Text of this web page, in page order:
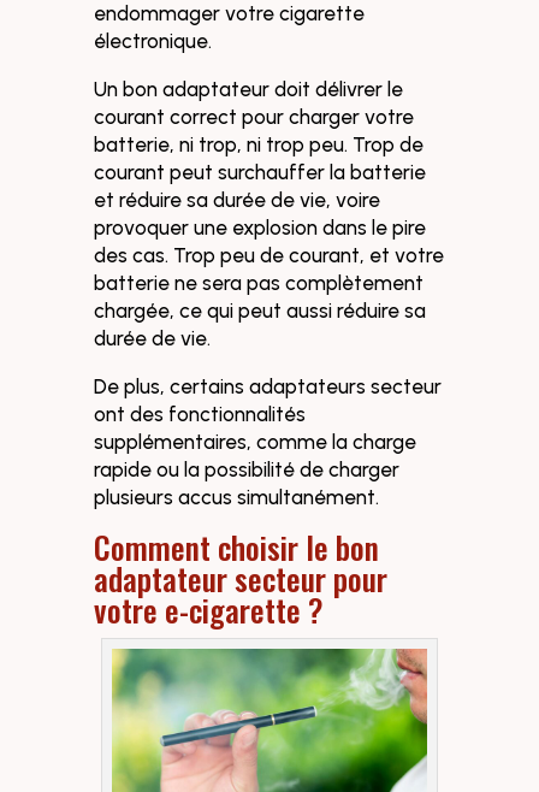
endommager votre cigarette
électronique.
Un bon adaptateur doit délivrer le
courant correct pour charger votre
batterie, ni trop, ni trop peu. Trop de
courant peut surchauffer la batterie
et réduire sa durée de vie, voire
provoquer une explosion dans le pire
des cas. Trop peu de courant, et votre
batterie ne sera pas complètement
chargée, ce qui peut aussi réduire sa
durée de vie.
De plus, certains adaptateurs secteur
ont des fonctionnalités
supplémentaires, comme la charge
rapide ou la possibilité de charger
plusieurs accus simultanément.
Comment choisir le bon
adaptateur secteur pour
votre e-cigarette ?